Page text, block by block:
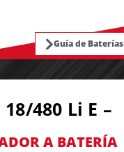
Guía de Baterías
18/480 Li E –
A BATERÍA